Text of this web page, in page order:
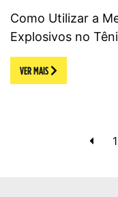
Como Utilizar a
Explosivos no
VER MAIS
1